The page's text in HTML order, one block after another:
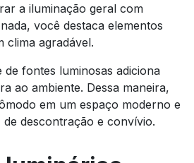
a iluminação geral com
você destaca elementos
clima agradável.
de fontes luminosas adiciona
ao ambiente. Dessa maneira,
em um espaço moderno e
descontração e convívio.